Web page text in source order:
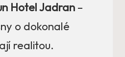
Hotel Jadran –
o dokonalé
realitou.